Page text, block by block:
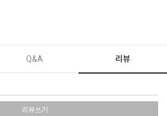
Q&A 리뷰
리뷰쓰기